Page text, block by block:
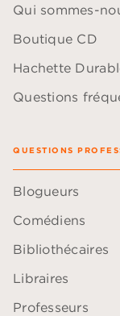
Qui sommes-
Boutique CD
Hachette
Questions
QUESTIONS
Blogueurs
Comédiens
Bibliothécaires
Libraires
Professeurs